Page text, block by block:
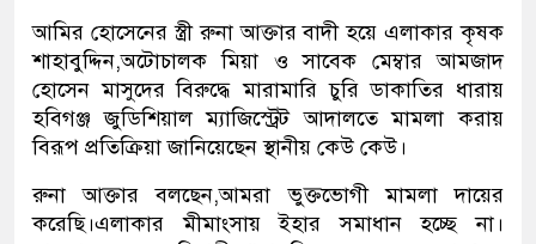
আমির হোসেনের স্ত্রী রুনা আক্তার বাদী হয়ে এলাকার কৃষক
শাহাবুদ্দিন,অটোচালক মিয়া ও সাবেক মেম্বার আমজাদ
হোসেন মাসুদের বিরুদ্ধে মারামারি চুরি ডাকাতির ধারায়
হবিগঞ্জ জুডিশিয়াল ম্যাজিস্ট্রেট আদালতে মামলা করায়
বিরূপ প্রতিক্রিয়া জানিয়েছেন স্থানীয় কেউ কেউ।
রুনা আক্তার বলছেন,আমরা ভুক্তভোগী মামলা দায়ের
করেছি।এলাকার মীমাংসায় ইহার সমাধান হচ্ছে না।